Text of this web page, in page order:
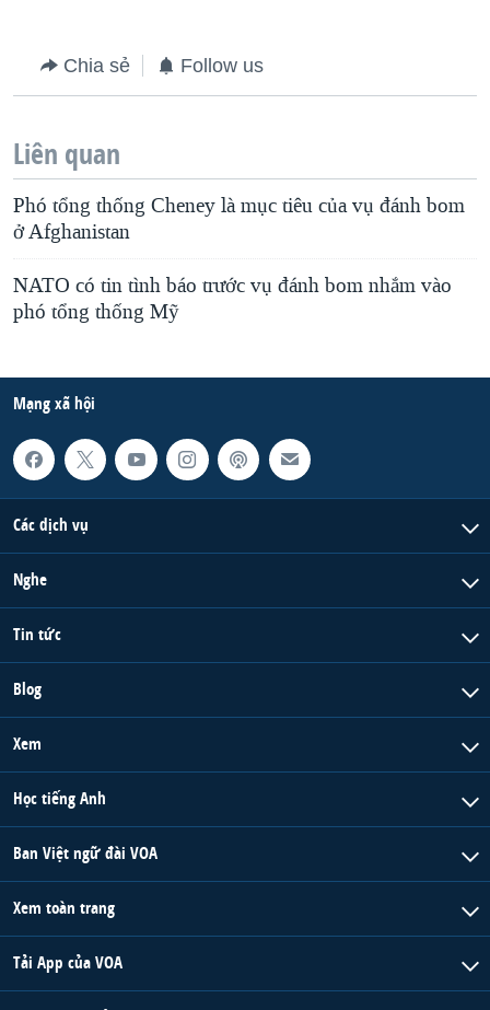
QUAN HỆ VIỆT MỸ
Chia sẻ Follow us
Liên quan
Phó tổng thống Cheney là mục tiêu của vụ đánh bom
ở Afghanistan
NATO có tin tình báo trước vụ đánh bom nhắm vào
phó tổng thống Mỹ
Mạng xã hội
Các dịch vụ
Nghe
Tin tức
Blog
Xem
Học tiếng Anh
Ban Việt ngữ đài VOA
Xem toàn trang
Tải App của VOA